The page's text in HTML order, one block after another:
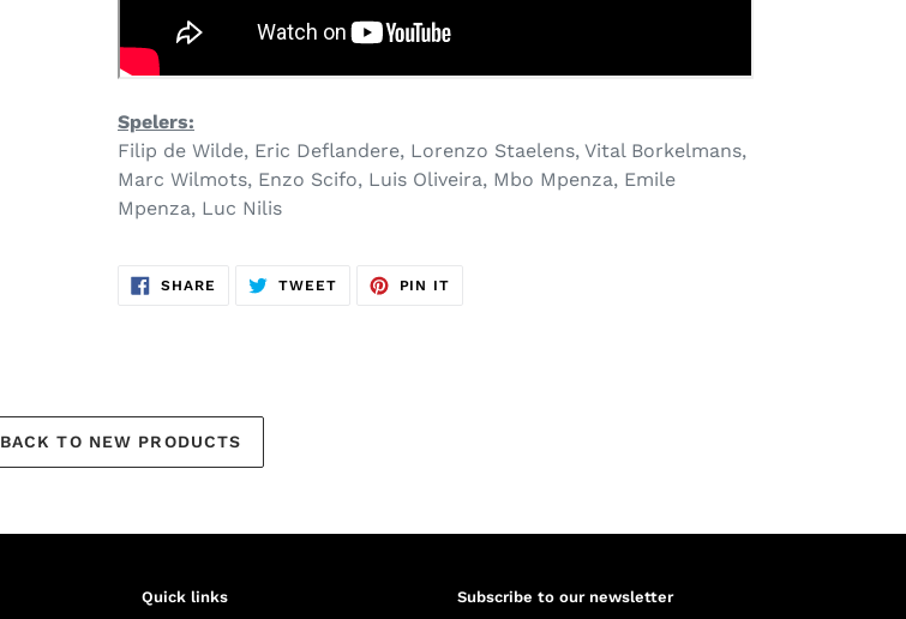
Spelers:
Filip de Wilde, Eric Deflandere, Lorenzo Staelens, Vital Borkelmans,
Marc Wilmots, Enzo Scifo, Luis Oliveira, Mbo Mpenza, Emile
Mpenza, Luc Nilis
SHARE SHARE
ON
TWEETTWEET
PIN IT
BACK TO NEW PRODUCTS
Quick links Subscribe to our newsletter